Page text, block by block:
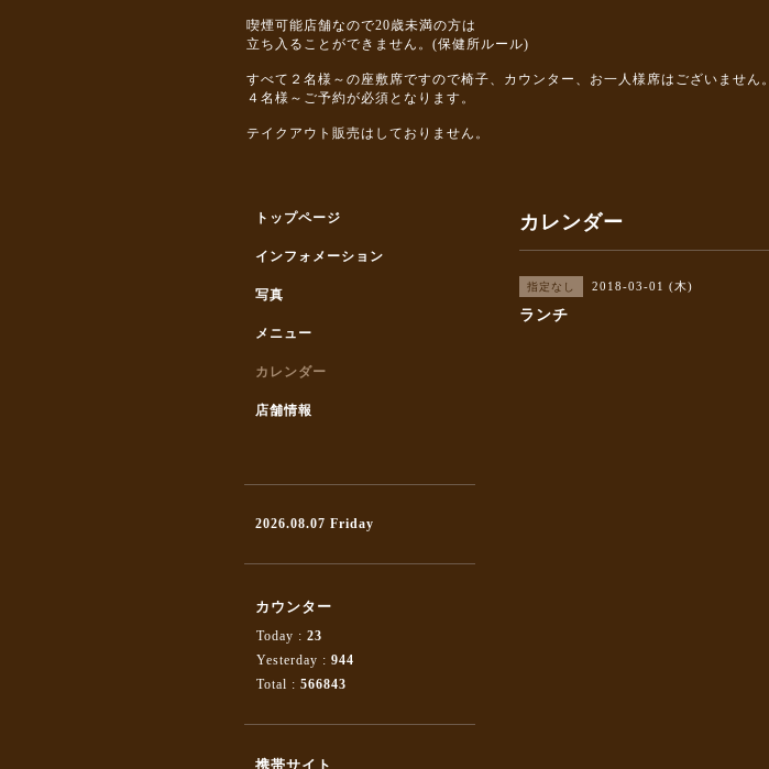
喫煙可能店舗なので20歳未満の方は
立ち入ることができません。(保健所ルール)
すべて２名様～の座敷席ですので椅子、カウンター、お一人様席はございません。
４名様～ご予約が必須となります。
テイクアウト販売はしておりません。
カレンダー
指定なし 2018-03-01 (木)
ランチ
トップページ
インフォメーション
写真
メニュー
カレンダー
店舗情報
2026.08.07 Friday
カウンター
Today : 23
Yesterday : 944
Total : 566843
携帯サイト